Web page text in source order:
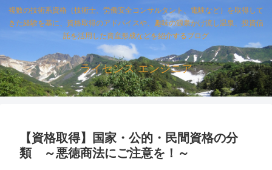
複数の技術系資格（技術士、労働安全コンサルタント、電験など）を取得して
きた経験を基に、資格取得のアドバイスや、趣味の源泉かけ流し温泉、投資信
託を活用した資産形成などを紹介するブログ
ライセンス エンジニア
【資格取得】国家・公的・民間資格の分
類 ～悪徳商法にご注意を！～